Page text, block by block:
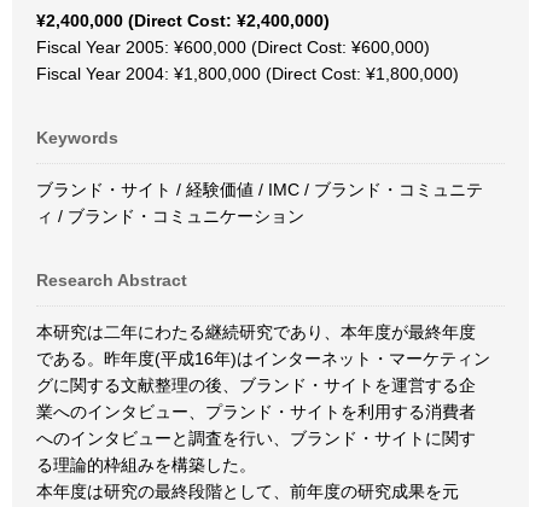
¥2,400,000 (Direct Cost: ¥2,400,000)
Fiscal Year 2005: ¥600,000 (Direct Cost: ¥600,000)
Fiscal Year 2004: ¥1,800,000 (Direct Cost: ¥1,800,000)
Keywords
ブランド・サイト / 経験価値 / IMC / ブランド・コミュニテ
ィ / ブランド・コミュニケーション
Research Abstract
本研究は二年にわたる継続研究であり、本年度が最終年度
である。昨年度(平成16年)はインターネット・マーケティン
グに関する文献整理の後、ブランド・サイトを運営する企
業へのインタビュー、プランド・サイトを利用する消費者
へのインタビューと調査を行い、ブランド・サイトに関す
る理論的枠組みを構築した。
本年度は研究の最終段階として、前年度の研究成果を元